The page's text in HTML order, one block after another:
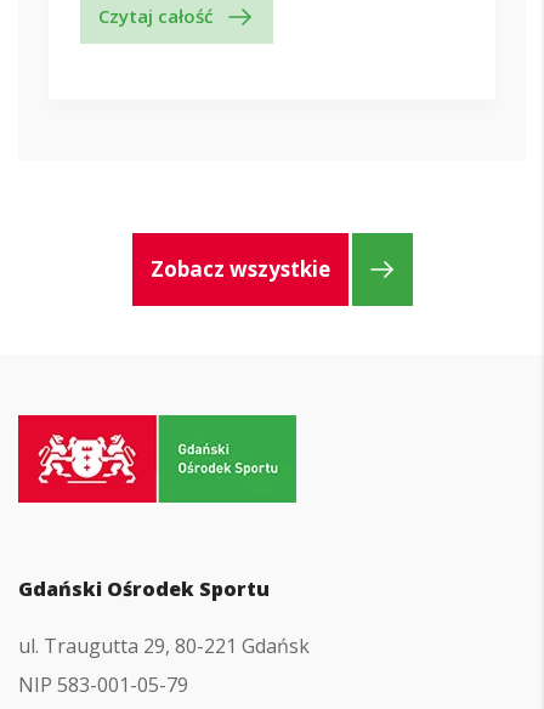
Czytaj całość
Zobacz wszystkie
strony
Gdański Ośrodek Sportu
ul. Traugutta 29, 80-221 Gdańsk
NIP 583-001-05-79